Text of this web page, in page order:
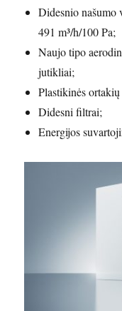
Didesnio našumo
491 m³/h/100 Pa;
Naujo tipo
jutikliai;
Plastikinės
Didesni filtrai;
Energijos